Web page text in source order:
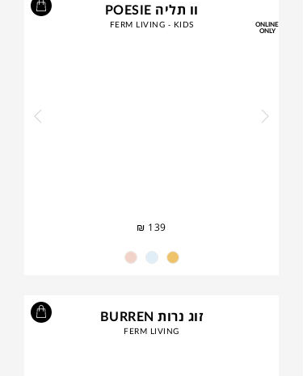
ONLINE
ONLY
וו תליה POESIE
FERM LIVING - KIDS
₪ 139
זוג נרות BURREN
FERM LIVING